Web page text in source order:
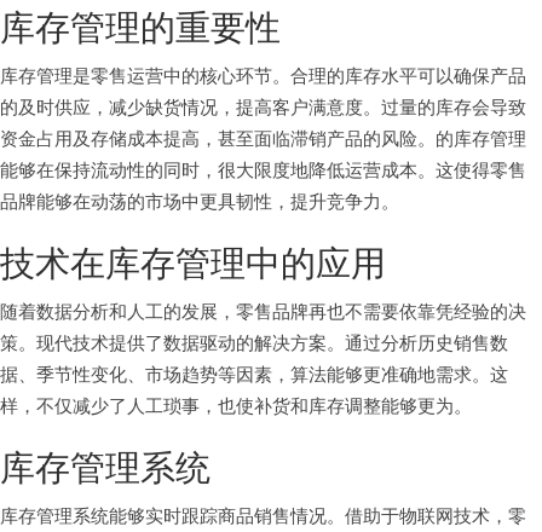
库存管理的重要性
库存管理是零售运营中的核心环节。合理的库存水平可以确保产品
的及时供应，减少缺货情况，提高客户满意度。过量的库存会导致
资金占用及存储成本提高，甚至面临滞销产品的风险。的库存管理
能够在保持流动性的同时，很大限度地降低运营成本。这使得零售
品牌能够在动荡的市场中更具韧性，提升竞争力。
技术在库存管理中的应用
随着数据分析和人工的发展，零售品牌再也不需要依靠凭经验的决
策。现代技术提供了数据驱动的解决方案。通过分析历史销售数
据、季节性变化、市场趋势等因素，算法能够更准确地需求。这
样，不仅减少了人工琐事，也使补货和库存调整能够更为。
库存管理系统
库存管理系统能够实时跟踪商品销售情况。借助于物联网技术，零